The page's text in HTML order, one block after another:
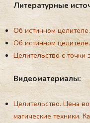
Ли­те­ра­тур­ные
Об истинном
Об истинном
Целительство с точки
Ви­де­ома­те­ри­алы:
Целительство. Цена
магические техники.